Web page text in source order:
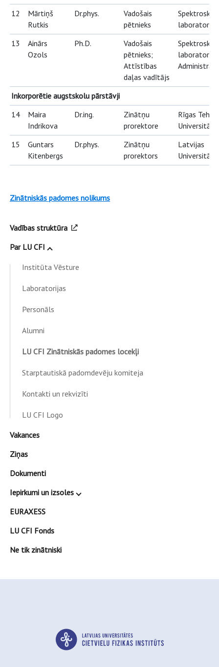
12
Mārtiņš
Rutkis
Dr.phys.
Vadošais
pētnieks
laboratorija
13
Ainārs
Ozols
Ph.D.
Vadošais
pētnieks;
Attīstības
daļas vadītājs
laboratorija;
Inkorporētie augstskolu pārstāvji
14
Maira
Indrikova
Dr.ing.
Zinātņu
prorektore
Rīgas
Universitāte
15
Guntars
Kitenbergs
Dr.phys.
Zinātņu
prorektors
Latvijas
Universitāte
Zinātniskās padomes nolikums
Vadības struktūra
Par LU CFI
Institūta Vēsture
Laboratorijas
Personāls
Alumni
LU CFI Zinātniskās padomes locekļi
Starptautiskā padomdevēju komiteja
Kontakti un rekvizīti
LU CFI Logo
Vakances
Ziņas
Dokumenti
Iepirkumi un izsoles
EURAXESS
LU CFI Fonds
Ne tik zinātniski